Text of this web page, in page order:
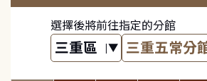
選擇後將前往指定的分館